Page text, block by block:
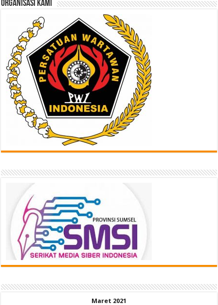
ORGANISASI KAMI
Maret 2021